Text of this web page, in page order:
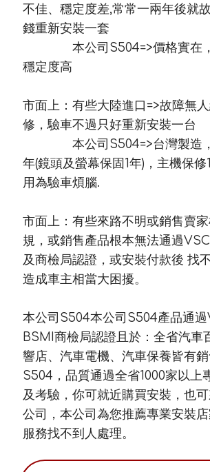
不佳、穩定度差,常常一兩年後就
錢重新安裝一套
本公司S504=>價格實在，
穩定度高
市面上：有些大陸進口=>故障無
修，驗車不過只好重新安裝一台
本公司S504=>台灣製造，
年(鏡頭及螢幕保固1年)，主機保修
用為驗車煩腦.
市面上：有些來路不明或銷售賣
規，或銷售產品根本無法通過
及商檢局認證，或安裝付款後 找
造成車主相當大困擾。
本公司S504本公司S504產品通過
BSMI商檢局認證且於：全省汽車
響店、汽車電機、汽車保養皆有銷
S504，品質通過全省1000家以上
及考驗，你可就近購買安裝，也
公司，本公司為您推薦專業安裝
服務找不到人處理。